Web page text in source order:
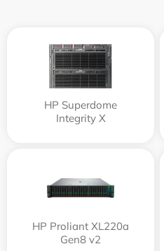
HP Superdome
Integrity Х
HP Proliant XL220a
Gen8 v2